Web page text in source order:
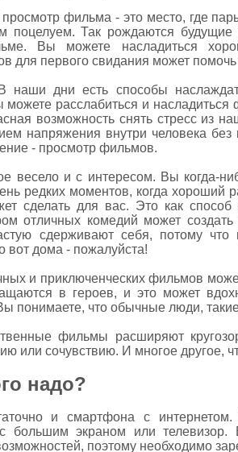
фильма - это место, где
поцелуем. Так рождаются
Вы можете насладиться
для первого свидания может
наши дни есть способы
можете расслабиться и
возможность снять стресс из
напряжения внутри человека
- просмотр фильмов.
весело и с интересом. Вы когда-
редких моментов, когда
сделать для вас. Это как способ
отличных комедий может
сдерживают себя, потому
вот дома - пожалуйста!
и приключенческих фильмов
в героев, и это может
понимаете, что обычные люди,
фильмы расширяют
или сочувствию. И многое другое,
надо?
и смартфона с
большим экраном или
поэтому необходимо